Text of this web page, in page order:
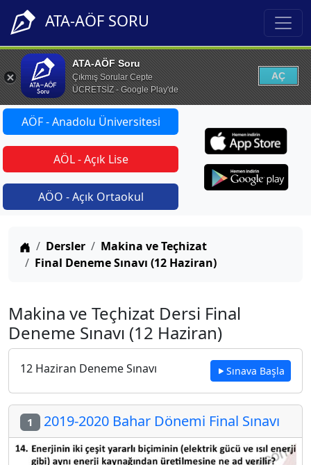
ATA-AÖF SORU
ATA-AÖF Soru
Çıkmış Sorular Cepte
ÜCRETSİZ - Google Play'de
AÇ
AÖF - Anadolu Üniversitesi
AÖL - Açık Lise
AÖO - Açık Ortaokul
Anasayfa
Dersler
Makina ve Teçhizat
Final Deneme Sınavı (12 Haziran)
Makina ve Teçhizat Dersi Final
Deneme Sınavı (12 Haziran)
12 Haziran Deneme Sınavı Sınava Başla
1 2019-2020 Bahar Dönemi Final Sınavı